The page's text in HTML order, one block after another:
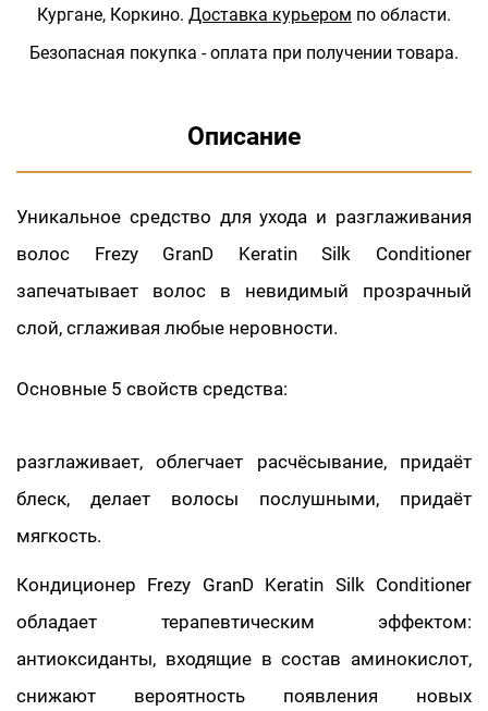
Кургане, Коркино. Доставка курьером по области.
Безопасная покупка - оплата при получении товара.
Описание
Уникальное средство для ухода и разглаживания
волос Frezy GranD Keratin Silk Conditioner
запечатывает волос в невидимый прозрачный
слой, сглаживая любые неровности.
Основные 5 свойств средства:
разглаживает, облегчает расчёсывание, придаёт
блеск, делает волосы послушными, придаёт
мягкость.
Кондиционер Frezy GranD Keratin Silk Conditioner
обладает терапевтическим эффектом:
антиоксиданты, входящие в состав аминокислот,
снижают вероятность появления новых